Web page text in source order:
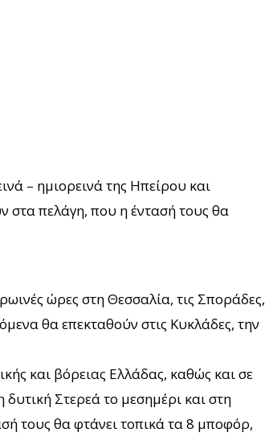
– ημιορεινά της Ηπείρου και
στα πελάγη, που η έντασή τους θα
ώρες στη Θεσσαλία, τις Σποράδες,
θα επεκταθούν στις Κυκλάδες, την
και βόρειας Ελλάδας, καθώς και σε
Στερεά το μεσημέρι και στη
τους θα φτάνει τοπικά τα 8 μποφόρ,